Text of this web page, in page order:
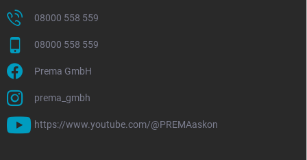
08000 558 559
08000 558 559
Prema GmbH
prema_gmbh
https://www.youtube.com/@PREMAaskon